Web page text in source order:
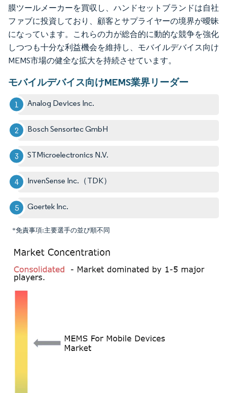
膜ツールメーカーを買収し、ハンドセットブランドは自社
ファブに投資しており、顧客とサプライヤーの境界が曖昧
になっています。これらの力が総合的に動的な競争を強化
しつつも十分な利益機会を維持し、モバイルデバイス向け
MEMS市場の健全な拡大を持続させています。
モバイルデバイス向けMEMS業界リーダー
Analog Devices Inc.
Bosch Sensortec GmbH
STMicroelectronics N.V.
InvenSense Inc.（TDK）
Goertek Inc.
*免責事項:主要選手の並び順不同